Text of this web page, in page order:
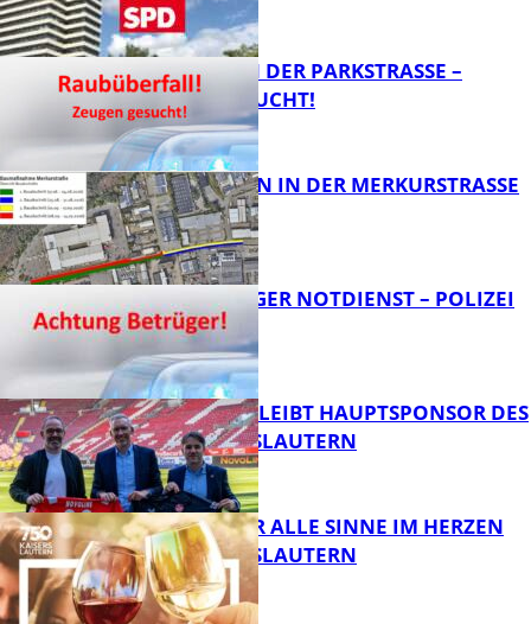
FB News
ÜBERFALL IN DER PARKSTRASSE – Z
EUGEN GESUCHT!
BAUARBEITEN IN DER MERKURSTRASSE
FB News
FRAGWÜRDIGER NOTDIENST – POLIZEI
WARNT
FB News
NOVOLINE BLEIBT HAUPTSPONSOR DES
1. FC KAISERSLAUTERN
GENÜSSE FÜR ALLE SINNE IM HERZEN
VON KAISERSLAUTERN